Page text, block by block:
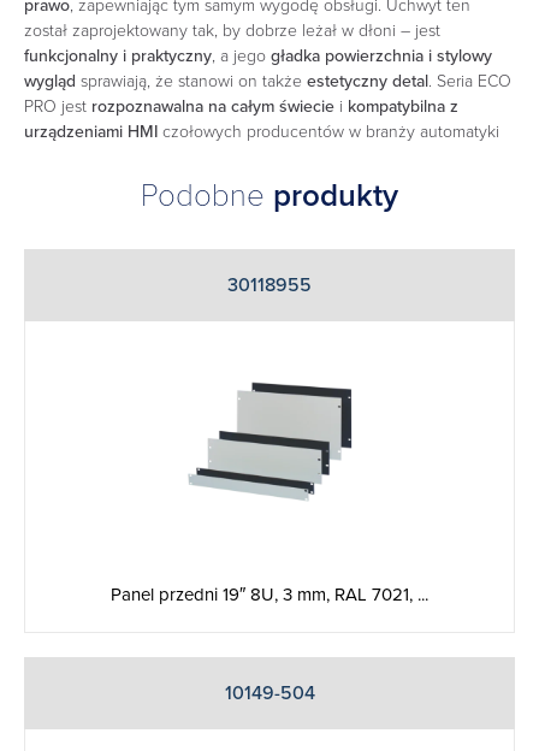
prawo, zapewniając tym samym wygodę obsługi. Uchwyt ten
został zaprojektowany tak, by dobrze leżał w dłoni – jest
funkcjonalny i praktyczny, a jego gładka powierzchnia i stylowy
wygląd sprawiają, że stanowi on także estetyczny detal. Seria ECO
PRO jest rozpoznawalna na całym świecie i kompatybilna z
urządzeniami HMI czołowych producentów w branży automatyki
Podobne produkty
30118955
Panel przedni 19″ 8U, 3 mm, RAL 7021, ...
10149-504